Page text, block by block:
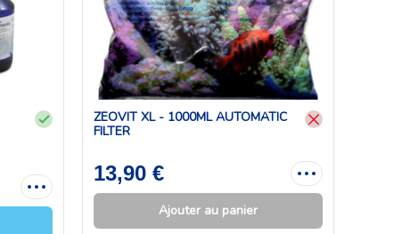
ZEOVIT XL - 1000ML AUTOMATIC
FILTER
13,90 €
Ajouter au panier